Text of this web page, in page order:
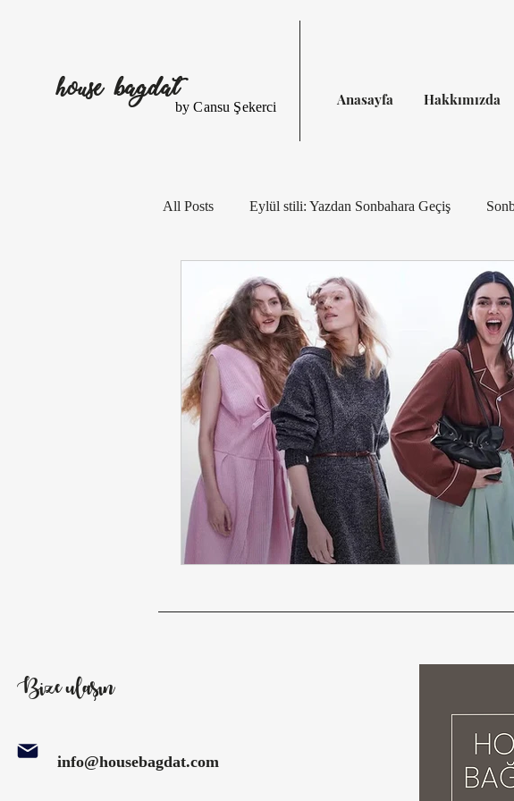
by Cansu Şekerci
house bagdat Anasayfa Hakkımızda
All Posts Eylül stili: Yazdan Sonbahara Geçiş
Eylül Stili: Çizgiler, Çiçekler, Iş Eylül Gardırobu:
Eylül Stilinde Çizgiler ve Desenler Gümüş
Eylül Gardırobuna Sofistike Dokunuş Sonbahar/
2025–26 Sezonu Stil ve Trendler Sonbahar/Kış
Sezonun Öne Çıkan Moda Trendleri 2025–26
Moda Estetiği
Bize ulaşın
info@housebagdat.com